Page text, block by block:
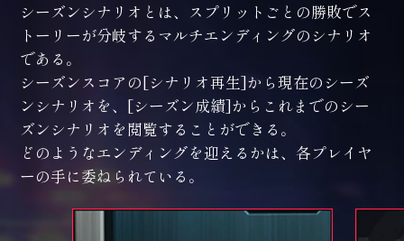
シーズンシナリオとは、スプリットごとの勝敗でス
トーリーが分岐するマルチエンディングのシナリオ
である。
シーズンスコアの[シナリオ再生]から現在のシーズ
ンシナリオを、[シーズン成績]からこれまでのシー
ズンシナリオを閲覧することができる。
どのようなエンディングを迎えるかは、各プレイヤ
ーの手に委ねられている。